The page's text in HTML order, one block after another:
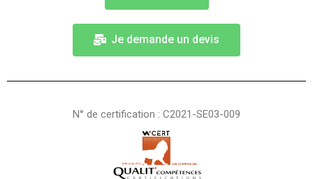
Je demande un devis
N° de certification : C2021-SE03-009